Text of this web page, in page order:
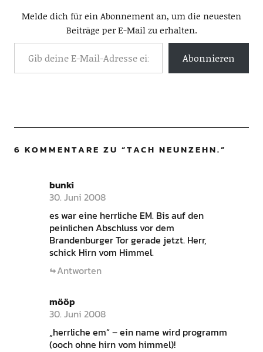
Melde dich für ein Abonnement an, um die neuesten
Beiträge per E-Mail zu erhalten.
Abonnieren
6 KOMMENTARE ZU “TACH NEUNZEHN.”
bunki
30. Juni 2008
es war eine herrliche EM. Bis auf den
peinlichen Abschluss vor dem
Brandenburger Tor gerade jetzt. Herr,
schick Hirn vom Himmel.
Antworten
mööp
30. Juni 2008
„herrliche em“ – ein name wird programm
(ooch ohne hirn vom himmel)!